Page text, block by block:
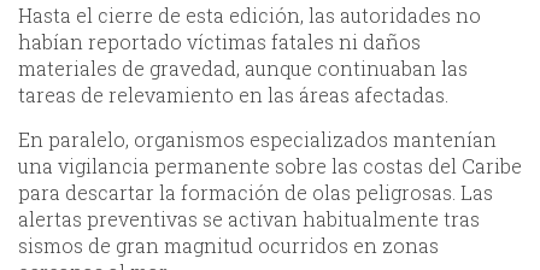
Hasta el cierre de esta edición, las autoridades no
habían reportado víctimas fatales ni daños
materiales de gravedad, aunque continuaban las
tareas de relevamiento en las áreas afectadas.
En paralelo, organismos especializados mantenían
una vigilancia permanente sobre las costas del Caribe
para descartar la formación de olas peligrosas. Las
alertas preventivas se activan habitualmente tras
sismos de gran magnitud ocurridos en zonas